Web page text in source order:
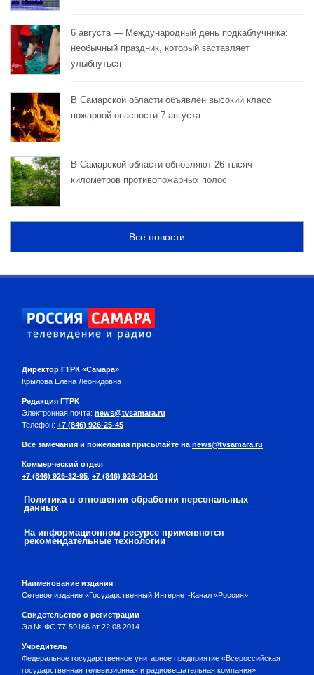
6 августа — Международный день подкаблучника:
необычный праздник, который заставляет
улыбнуться
В Самарской области объявлен высокий класс
пожарной опасности 7 августа
В Самарской области обновляют 26 тысяч
километров противопожарных полос
Все новости
Директор ГТРК «Самара»
Крылова Елена Леонидовна
Редакция ГТРК
Электронная почта: news@tvsamara.ru
Телефон: +7 (846) 926-25-45
Все замечания и пожелания присылайте на news@tvsamara.ru
Коммерческий отдел
+7 (846) 926-32-95 +7 (846) 926-04-04
Политика в отношении обработки персональных
данных
На информационном ресурсе применяются
рекомендательные технологии
Наименование издания
Сетевое издание «Государственный Интернет-Канал «Россия»
Свидетельство о регистрации
Эл № ФС 77-59166 от 22.08.2014
Учредитель
Федеральное государственное унитарное предприятие «Всероссийская
государственная телевизионная и радиовещательная компания»